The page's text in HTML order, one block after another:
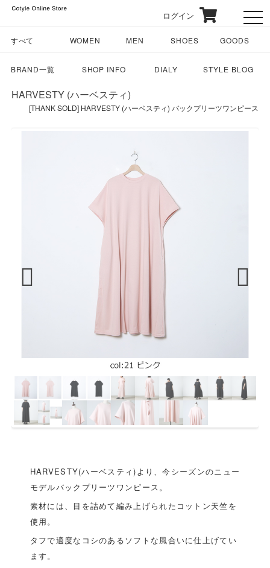
ログイン
すべて WOMEN MEN SHOES GOODS
BRAND一覧 SHOP INFO DIALY STYLE BLOG
HARVESTY (ハーベスティ)
[THANK SOLD] HARVESTY (ハーベスティ) バックプリーツワンピース
HARVESTY(ハーベスティ)より、今シーズンのニュー
モデルバックプリーツワンピース。
素材には、目を詰めて編み上げられたコットン天竺を
使用。
タフで適度なコシのあるソフトな風合いに仕上げてい
ます。